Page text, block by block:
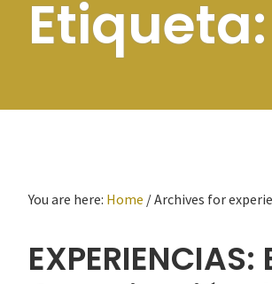
Etiqueta:
You are here: Home /Archives for